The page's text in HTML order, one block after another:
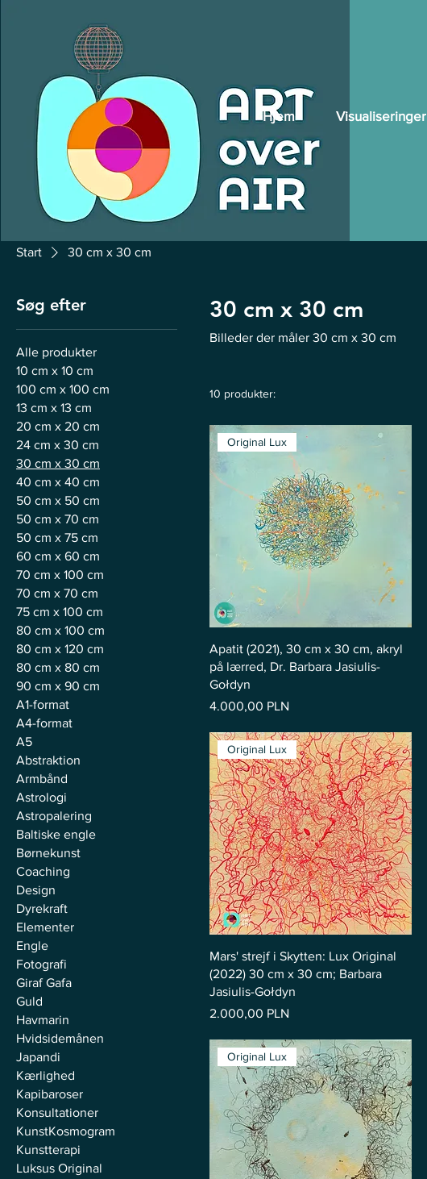
Hjem Visualiseringer
Start 30 cm x 30 cm
Søg efter
Alle produkter
10 cm x 10 cm
100 cm x 100 cm
13 cm x 13 cm
20 cm x 20 cm
24 cm x 30 cm
30 cm x 30 cm
40 cm x 40 cm
50 cm x 50 cm
50 cm x 70 cm
50 cm x 75 cm
60 cm x 60 cm
70 cm x 100 cm
70 cm x 70 cm
75 cm x 100 cm
80 cm x 100 cm
80 cm x 120 cm
80 cm x 80 cm
90 cm x 90 cm
A1-format
A4-format
A5
Abstraktion
Armbånd
Astrologi
Astropalering
Baltiske engle
Børnekunst
Coaching
Design
Dyrekraft
Elementer
Engle
Fotografi
Giraf Gafa
Guld
Havmarin
Hvidsidemånen
Japandi
Kærlighed
Kapibaroser
Konsultationer
KunstKosmogram
Kunstterapi
Luksus Original
30 cm x 30 cm
Billeder der måler 30 cm x 30 cm
10 produkter:
Original Lux
Apatit (2021), 30 cm x 30 cm, akryl
på lærred, Dr. Barbara Jasiulis-
Gołdyn
Pris
4.000,00 PLN
Original Lux
Mars' strejf i Skytten: Lux Original
(2022) 30 cm x 30 cm; Barbara
Jasiulis-Gołdyn
Pris
2.000,00 PLN
Original Lux